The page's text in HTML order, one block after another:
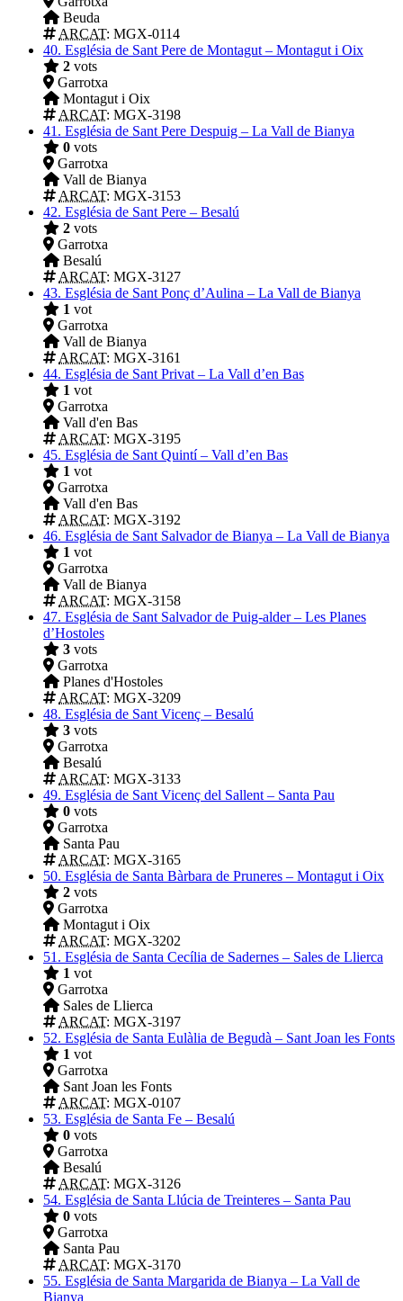
Beuda
ARCAT: MGX-0114
40. Església de Sant Pere de Montagut – Montagut i Oix
2 vots
Garrotxa
Montagut i Oix
ARCAT: MGX-3198
41. Església de Sant Pere Despuig – La Vall de Bianya
0 vots
Garrotxa
Vall de Bianya
ARCAT: MGX-3153
42. Església de Sant Pere – Besalú
2 vots
Garrotxa
Besalú
ARCAT: MGX-3127
43. Església de Sant Ponç d’Aulina – La Vall de Bianya
1 vot
Garrotxa
Vall de Bianya
ARCAT: MGX-3161
44. Església de Sant Privat – La Vall d’en Bas
1 vot
Garrotxa
Vall d'en Bas
ARCAT: MGX-3195
45. Església de Sant Quintí – Vall d’en Bas
1 vot
Garrotxa
Vall d'en Bas
ARCAT: MGX-3192
46. Església de Sant Salvador de Bianya – La Vall de Bianya
1 vot
Garrotxa
Vall de Bianya
ARCAT: MGX-3158
47. Església de Sant Salvador de Puig-alder – Les Planes
d’Hostoles
3 vots
Garrotxa
Planes d'Hostoles
ARCAT: MGX-3209
48. Església de Sant Vicenç – Besalú
3 vots
Garrotxa
Besalú
ARCAT: MGX-3133
49. Església de Sant Vicenç del Sallent – Santa Pau
0 vots
Garrotxa
Santa Pau
ARCAT: MGX-3165
50. Església de Santa Bàrbara de Pruneres – Montagut i Oix
2 vots
Garrotxa
Montagut i Oix
ARCAT: MGX-3202
51. Església de Santa Cecília de Sadernes – Sales de Llierca
1 vot
Garrotxa
Sales de Llierca
ARCAT: MGX-3197
52. Església de Santa Eulàlia de Begudà – Sant Joan les Fonts
1 vot
Garrotxa
Sant Joan les Fonts
ARCAT: MGX-0107
53. Església de Santa Fe – Besalú
0 vots
Garrotxa
Besalú
ARCAT: MGX-3126
54. Església de Santa Llúcia de Treinteres – Santa Pau
0 vots
Garrotxa
Santa Pau
ARCAT: MGX-3170
55. Església de Santa Margarida de Bianya – La Vall de
Bianya